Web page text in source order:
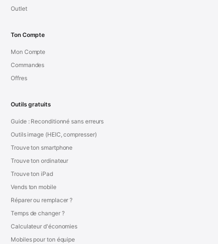
Outlet
Ton Compte
Mon Compte
Commandes
Offres
Outils gratuits
Guide : Reconditionné sans erreurs
Outils image (HEIC, compresser)
Trouve ton smartphone
Trouve ton ordinateur
Trouve ton iPad
Vends ton mobile
Réparer ou remplacer ?
Temps de changer ?
Calculateur d'économies
Mobiles pour ton équipe